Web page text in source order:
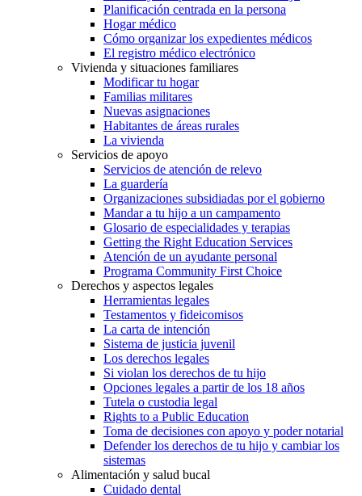
Planificación centrada en la persona
Hogar médico
Cómo organizar los expedientes médicos
El registro médico electrónico
Vivienda y situaciones familiares
Modificar tu hogar
Familias militares
Nuevas asignaciones
Habitantes de áreas rurales
La vivienda
Servicios de apoyo
Servicios de atención de relevo
La guardería
Organizaciones subsidiadas por el gobierno
Mandar a tu hijo a un campamento
Glosario de especialidades y terapias
Getting the Right Education Services
Atención de un ayudante personal
Programa Community First Choice
Derechos y aspectos legales
Herramientas legales
Testamentos y fideicomisos
La carta de intención
Sistema de justicia juvenil
Los derechos legales
Si violan los derechos de tu hijo
Opciones legales a partir de los 18 años
Tutela o custodia legal
Rights to a Public Education
Toma de decisiones con apoyo y poder notarial
Defender los derechos de tu hijo y cambiar los
sistemas
Alimentación y salud bucal
Cuidado dental